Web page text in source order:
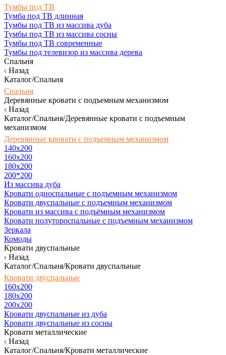
Тумбы под ТВ
Тумба под ТВ длинная
Тумбы под ТВ из массива дуба
Тумбы под ТВ из массива сосны
Тумбы под ТВ современные
Тумбы под телевизор из массива дерева
Спальня
Назад
Каталог/Спальня
Спальня
Деревянные кровати с подъемным механизмом
Назад
Каталог/Спальня/Деревянные кровати с подъемным
механизмом
Деревянные кровати с подъемным механизмом
140x200
160х200
180х200
200*200
Из массива дуба
Кровати односпальные с подъемным механизмом
Кровати двуспальные с подъемным механизмом
Кровати из массива с подъёмным механизмом
Кровати полутороспальные с подъемным механизмом
Зеркала
Комоды
Кровати двуспальные
Назад
Каталог/Спальня/Кровати двуспальные
Кровати двуспальные
160х200
180x200
200x200
Кровати двуспальные из дуба
Кровати двуспальные из сосны
Кровати металлические
Назад
Каталог/Спальня/Кровати металлические